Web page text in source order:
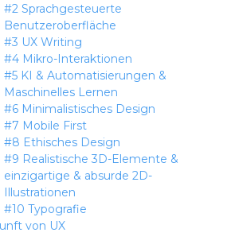
#2 Sprachgesteuerte
Benutzeroberfläche
#3 UX Writing
#4 Mikro-Interaktionen
#5 KI & Automatisierungen &
Maschinelles Lernen
#6 Minimalistisches Design
#7 Mobile First
#8 Ethisches Design
#9 Realistische 3D-Elemente &
einzigartige & absurde 2D-
Illustrationen
#10 Typografie
von UX